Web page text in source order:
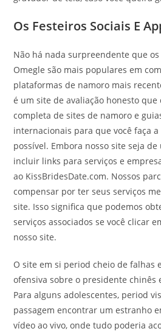
Os Festeiros Sociais E
Não há nada surpreendente que
Omegle são mais populares em
plataformas de namoro mais
é um site de avaliação honesto que
completa de sites de namoro e
internacionais para que você faça
possível. Embora nosso site seja
incluir links para serviços e
ao KissBridesDate.com. Nossos
compensar por ter seus serviços
site. Isso significa que podemos
serviços associados se você clicar
nosso site.
O site em si period cheio de falhas
ofensiva sobre o presidente chinês
Para alguns adolescentes, period
passagem encontrar um estranho
vídeo ao vivo, onde tudo poderia